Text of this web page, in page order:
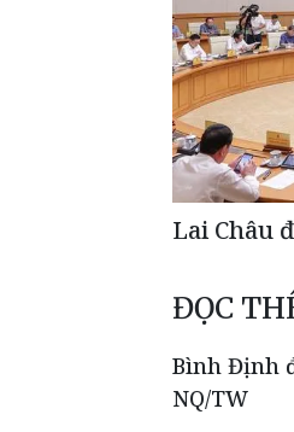
Lai Châu
ĐỌC
Bình Định
NQ/TW